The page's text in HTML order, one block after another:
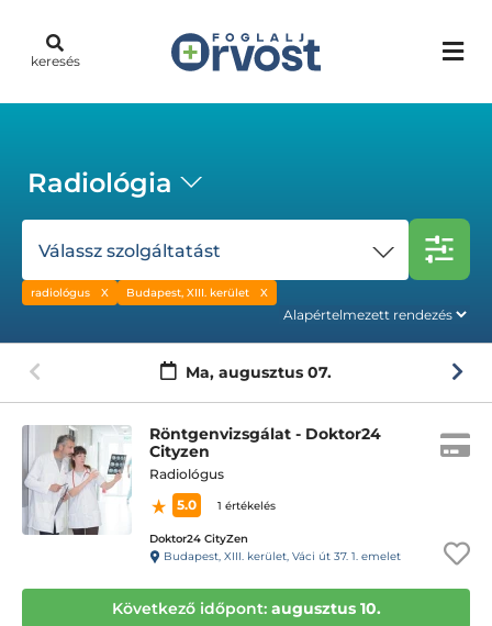
keresés
Radiológia
Válassz szolgáltatást
radiológus Budapest, XIII. kerület
Ma, augusztus 07.
Röntgenvizsgálat - Doktor24
Cityzen
Radiológus
5.0
1 értékelés
Doktor24 CityZen
Budapest, XIII. kerület, Váci út 37. 1. emelet
Következő időpont: augusztus 10.